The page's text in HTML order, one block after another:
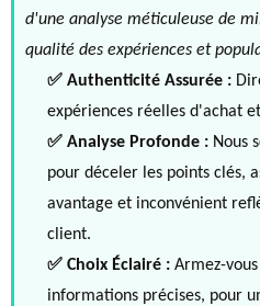
d'une analyse méticuleuse de
qualité des expériences et
✅ Authenticité Assurée :
expériences réelles d'achat
✅ Analyse Profonde : Nous
pour déceler les points clés,
avantage et inconvénient
client.
✅ Choix Éclairé : Armez-
informations précises, pour